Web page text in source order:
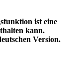
ist eine
kann.
Version.